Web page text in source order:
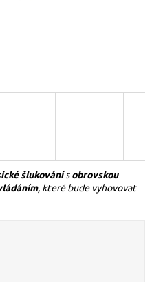
šlukovánísobrovskou
, které bude vyhovovat